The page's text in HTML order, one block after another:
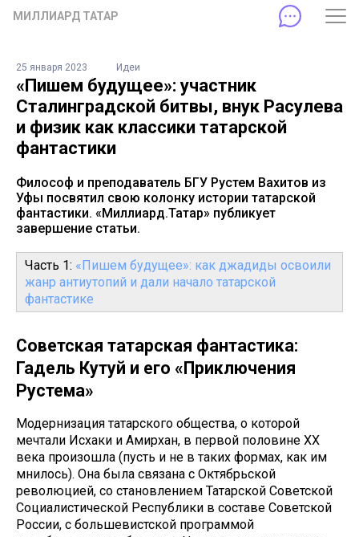
МИЛЛИАРД ТАТАР
25 января 2023 Идеи
«Пишем будущее»: участник
Сталинградской битвы, внук Расулева
и физик как классики татарской
фантастики
Философ и преподаватель БГУ Рустем Вахитов из
Уфы посвятил свою колонку истории татарской
фантастики. «Миллиард.Татар» публикует
завершение статьи.
Часть 1: «Пишем будущее»: как джадиды освоили
жанр антиутопий и дали начало татарской
фантастике
Советская татарская фантастика:
Гадель Кутуй и его «Приключения
Рустема»
Модернизация татарского общества, о которой
мечтали Исхаки и Амирхан, в первой половине ХХ
века произошла (пусть и не в таких формах, как им
мнилось). Она была связана с Октябрьской
революцией, со становлением Татарской Советской
Социалистической Республики в составе Советской
России, с большевистской программой